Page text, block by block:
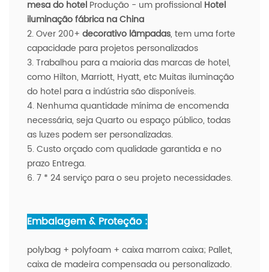
mesa do hotel Produção - um profissional Hotel
iluminação fábrica na China
2. Over 200+ decorativo lâmpadas, tem uma forte
capacidade para projetos personalizados
3. Trabalhou para a maioria das marcas de hotel,
como Hilton, Marriott, Hyatt, etc Muitas iluminação
do hotel para a indústria são disponíveis.
4. Nenhuma quantidade mínima de encomenda
necessária, seja Quarto ou espaço público, todas
as luzes podem ser personalizadas.
5. Custo orçado com qualidade garantida e no
prazo Entrega.
6. 7 * 24 serviço para o seu projeto necessidades.
Embalagem & Proteção :
polybag + polyfoam + caixa marrom caixa; Pallet,
caixa de madeira compensada ou personalizado.